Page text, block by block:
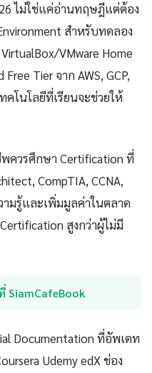
ไม่ใช่แค่อ่านทฤษฎีแต่ต้อง
สำหรับทดลอง
VMware Home
Tier จาก AWS, GCP,
คโนโลยีที่เรียนจะช่วยให้
ควรศึกษา Certification ที่
CompTIA, CCNA,
มรู้และเพิ่มมูลค่าในตลาด
สูงกว่าผู้ไม่มี
SiamCafeBook
Documentation ที่อัพเดท
Udemy edX ช่อง